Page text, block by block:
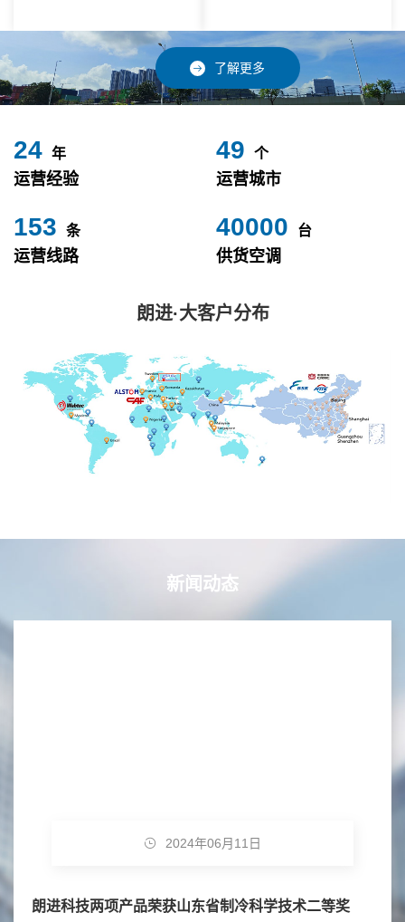
了解更多
24 年
运营经验
49 个
运营城市
153 条
运营线路
40000 台
供货空调
朗进·大客户分布
新闻动态
2024年06月11日
朗进科技两项产品荣获山东省制冷科学技术二等奖